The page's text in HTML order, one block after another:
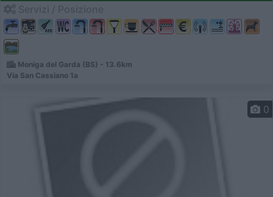
Moniga del Garda (BS) - 13.6km
Via San Cassiano 1a
0